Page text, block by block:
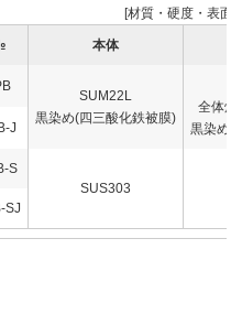
[材質・硬度・表面
本体
SUM22L
黒染め(四三酸化鉄被膜)
全体焼
黒染め(
J
S
SUS303
SJ